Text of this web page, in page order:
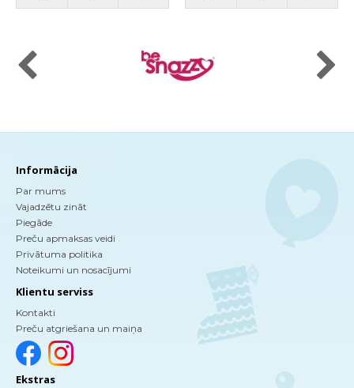
Informācija
Par mums
Vajadzētu zināt
Piegāde
Preču apmaksas veidi
Privātuma politika
Noteikumi un nosacījumi
Klientu serviss
Kontakti
Preču atgriešana un maiņa
Ekstras